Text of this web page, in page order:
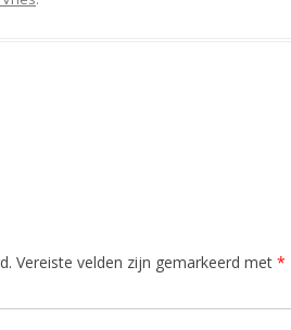
Vereiste velden zijn gemarkeerd met *